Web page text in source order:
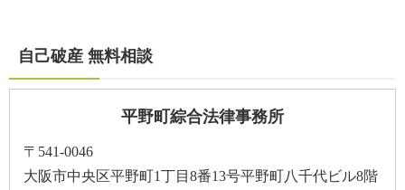
自己破産 無料相談
平野町綜合法律事務所
〒541-0046
大阪市中央区平野町1丁目8番13号平野町八千代ビル8階